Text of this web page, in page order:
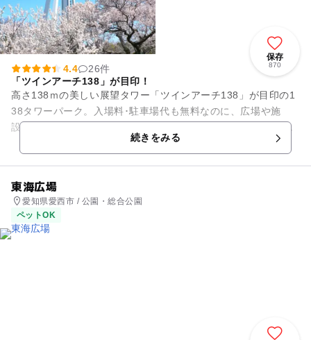
保存
870
4.4
26件
「ツインアーチ138」が目印！
高さ138ｍの美しい展望タワー「ツインアーチ138」が目印の1
38タワーパーク。入場料･駐車場代も無料なのに、広場や施
設、イベントなどが充実していて、愛知県では人気の高い遊び
続きをみる
東海広場
愛知県愛西市 / 公園・総合公園
ペットOK